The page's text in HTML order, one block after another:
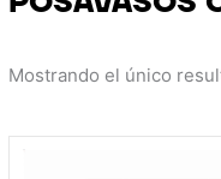
Mostrando el único